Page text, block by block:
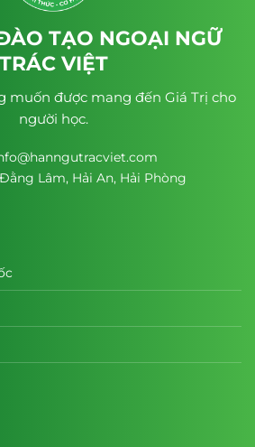
TẠO NGOẠI NGỮ
TRÁC VIỆT
muốn được mang đến Giá Trị cho
người học.
Lâm, Hải An, Hải Phòng